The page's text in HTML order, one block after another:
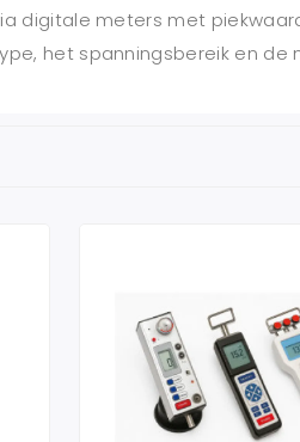
digitale meters met
het spanningsbereik en